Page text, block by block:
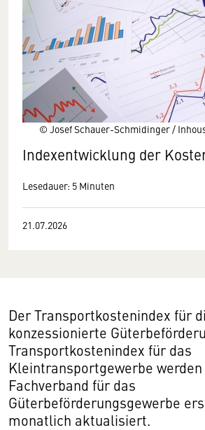
© Josef Schauer-Schmidinger /
Indexentwicklung der
Lesedauer: 5 Minuten
21.07.2026
Der Transportkostenindex für
konzessionierte
Transportkostenindex für das
Kleintransportgewerbe werden
Fachverband für das
Güterbeförderungsgewerbe
monatlich aktualisiert.